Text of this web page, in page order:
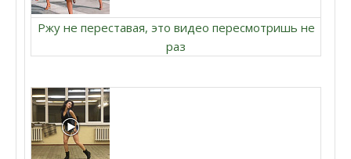
Ржу не переставая, это видео пересмотришь не
раз